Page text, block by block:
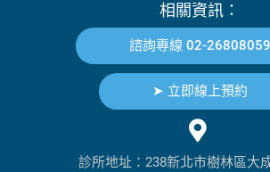
相關資訊：
諮詢專線 02-26808059
➤ 立即線上預約
診所地址：238新北市樹林區大